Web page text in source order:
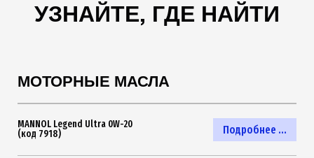
УЗНАЙТЕ, ГДЕ НАЙТИ
МОТОРНЫЕ МАСЛА
Подробнее ...
MANNOL Legend Ultra 0W-20
(код 7918)